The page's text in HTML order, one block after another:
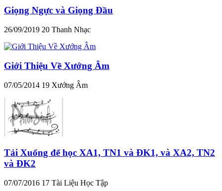
Giọng Ngực và Giọng Đầu
26/09/2019 20 Thanh Nhạc
Giới Thiệu Về Xướng Âm
07/05/2014 19 Xướng Âm
Tải Xuống để học XA1, TN1 và ĐK1, và XA2, TN2
và ĐK2
07/07/2016 17 Tài Liệu Học Tập